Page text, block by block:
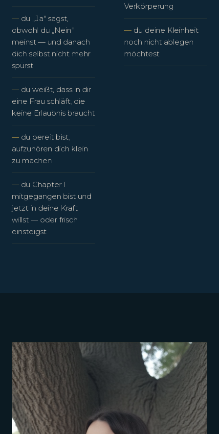
du „Ja" sagst,
obwohl du „Nein"
meinst — und danach
dich selbst nicht mehr
spürst
du weißt, dass in dir
eine Frau schläft, die
keine Erlaubnis braucht
du bereit bist,
aufzuhören dich klein
zu machen
du Chapter I
mitgegangen bist und
jetzt in deine Kraft
willst — oder frisch
einsteigst
Verkörperung
du deine Kleinheit
noch nicht ablegen
möchtest